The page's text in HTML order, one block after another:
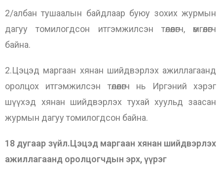
2/албан тушаалын байдлаар буюу зохих журмын
дагуу томилогдсон итгэмжилсэн төлөөлөгч, өмгөөлөгч
байна.
2.Цэцэд маргаан хянан шийдвэрлэх ажиллагаанд
оролцох итгэмжилсэн төлөөлөгч нь Иргэний хэрэг
шүүхэд хянан шийдвэрлэх тухай хуульд заасан
журмын дагуу томилогдсон байна.
18 дугаар зүйл.Цэцэд маргаан хянан шийдвэрлэх
ажиллагаанд оролцогчдын эрх, үүрэг